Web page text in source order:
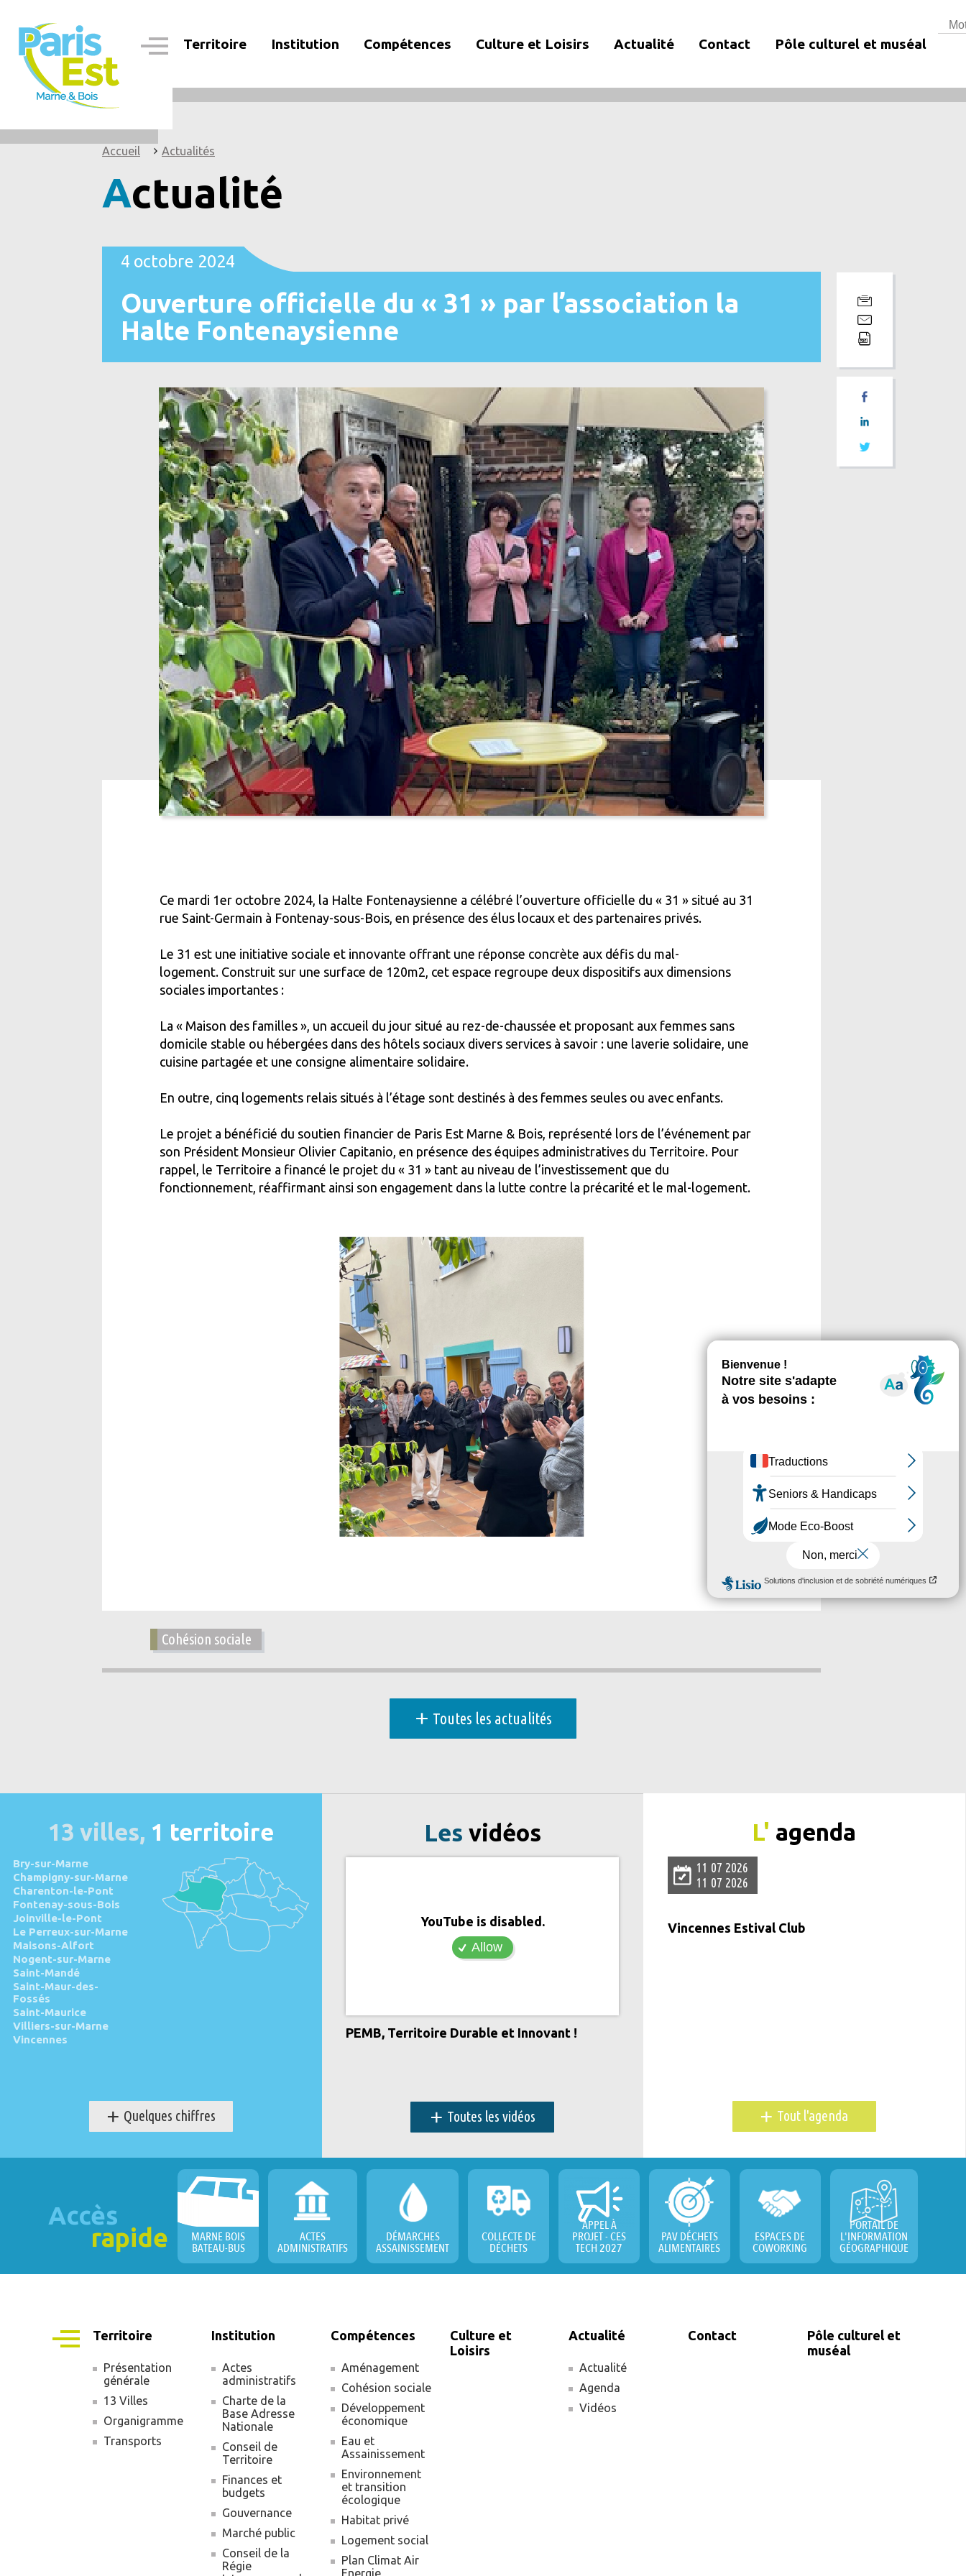
contenu
principal
Navigation
Territoire Institution Compétences Culture et Loisirs Actualité Contact Pôle culturel et muséal
Accueil Actualités
Actualité
4 octobre 2024
Ouverture officielle du « 31 » par l’association la
Halte Fontenaysienne
Ce mardi 1er octobre 2024, la Halte Fontenaysienne a célébré l’ouverture officielle du « 31 » situé au 31
rue Saint-Germain à Fontenay-sous-Bois, en présence des élus locaux et des partenaires privés.
Le 31 est une initiative sociale et innovante offrant une réponse concrète aux défis du mal-
logement. Construit sur une surface de 120m2, cet espace regroupe deux dispositifs aux dimensions
sociales importantes :
La « Maison des familles », un accueil du jour situé au rez-de-chaussée et proposant aux femmes sans
domicile stable ou hébergées dans des hôtels sociaux divers services à savoir : une laverie solidaire, une
cuisine partagée et une consigne alimentaire solidaire.
En outre, cinq logements relais situés à l’étage sont destinés à des femmes seules ou avec enfants.
Le projet a bénéficié du soutien financier de Paris Est Marne & Bois, représenté lors de l’événement par
son Président Monsieur Olivier Capitanio, en présence des équipes administratives du Territoire. Pour
rappel, le Territoire a financé le projet du « 31 » tant au niveau de l’investissement que du
fonctionnement, réaffirmant ainsi son engagement dans la lutte contre la précarité et le mal-logement.
Cohésion sociale
+ Toutes les actualités
13 villes, 1 territoire
Bry-sur-Marne
Champigny-sur-Marne
Charenton-le-Pont
Fontenay-sous-Bois
Joinville-le-Pont
Le Perreux-sur-Marne
Maisons-Alfort
Nogent-sur-Marne
Saint-Mandé
Saint-Maur-des-
Fossés
Saint-Maurice
Villiers-sur-Marne
Vincennes
+ Quelques chiffres
Les vidéos
YouTube is disabled.
Allow
PEMB, Territoire Durable et Innovant !
+ Toutes les vidéos
L' agenda
11 07 2026
11 07 2026
Vincennes Estival Club
+ Tout l'agenda
Accès
rapide MARNE BOIS
BATEAU-BUS
ACTES
ADMINISTRATIFS
DÉMARCHES
ASSAINISSEMENT
COLLECTE DE
DÉCHETS
APPEL À
PROJET - CES
TECH 2027
PAV DÉCHETS
ALIMENTAIRES
ESPACES DE
COWORKING
PORTAIL DE
L'INFORMATION
GÉOGRAPHIQUE
Navigation
principale
Territoire
Présentation
générale
13 Villes
Organigramme
Transports
Institution
Actes
administratifs
Charte de la
Base Adresse
Nationale
Conseil de
Territoire
Finances et
budgets
Gouvernance
Marché public
Conseil de la
Régie
Compétences
Aménagement
Cohésion sociale
Développement
économique
Eau et
Assainissement
Environnement
et transition
écologique
Habitat privé
Logement social
Plan Climat Air
Energie
Culture et
Loisirs
Actualité
Actualité
Agenda
Vidéos
Contact
Pôle culturel et
muséal